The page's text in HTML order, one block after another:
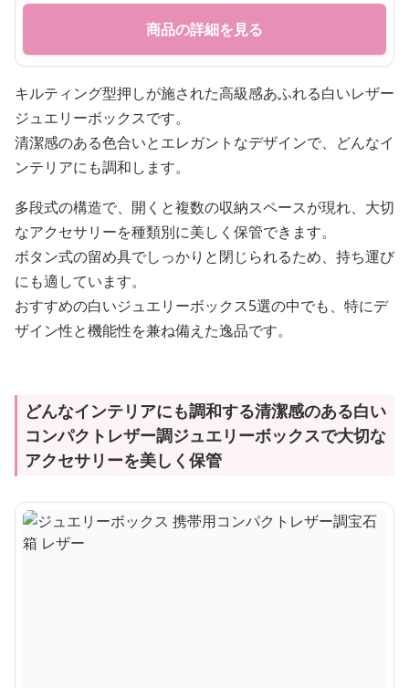
商品の詳細を見る
キルティング型押しが施された高級感あふれる白いレザー
ジュエリーボックスです。
清潔感のある色合いとエレガントなデザインで、どんなイ
ンテリアにも調和します。
多段式の構造で、開くと複数の収納スペースが現れ、大切
なアクセサリーを種類別に美しく保管できます。
ボタン式の留め具でしっかりと閉じられるため、持ち運び
にも適しています。
おすすめの白いジュエリーボックス5選の中でも、特にデ
ザイン性と機能性を兼ね備えた逸品です。
どんなインテリアにも調和する清潔感のある白い
コンパクトレザー調ジュエリーボックスで大切な
アクセサリーを美しく保管